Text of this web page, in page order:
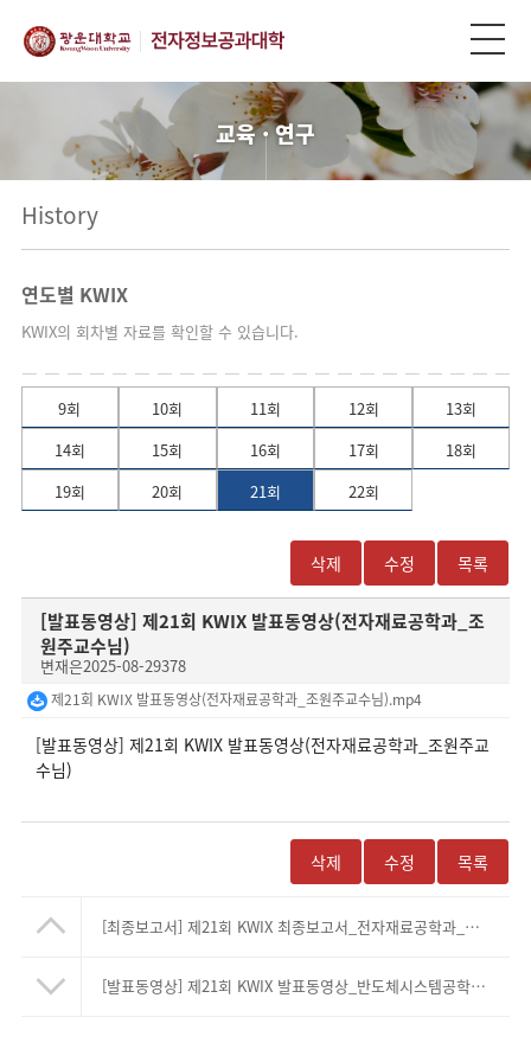
교육 · 연구
History
연도별 KWIX
KWIX의 회차별 자료를 확인할 수 있습니다.
9회 10회 11회 12회
13회
14회
15회 16회 17회
18회
19회
20회 21회 22회
목록
수정
삭제
[발표동영상] 제21회 KWIX 발표동영상(전자재료공학과_조
원주교수님)
변재은2025-08-29378
제21회 KWIX 발표동영상(전자재료공학과_조원주교수님).mp4
[발표동영상] 제21회 KWIX 발표동영상(전자재료공학과_조원주교
수님)
목록
수정
삭제
[최종보고서] 제21회 KWIX 최종보고서_전자재료공학과_김민경교수님(본문,PPT자료)
[발표동영상] 제21회 KWIX 발표동영상_반도체시스템공학부_장재은교수님